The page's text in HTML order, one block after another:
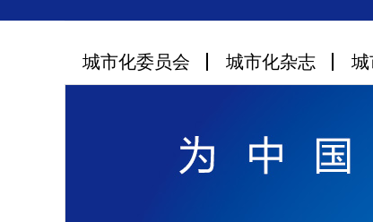
城市化委员会 城市化杂志 城